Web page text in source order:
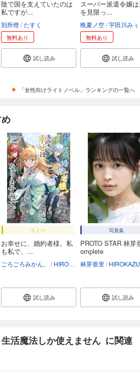
陰で国を支えていたのは
私ですが...
別所燈 たすく
無料あり
試し読み
スーパー派遣令嬢
を見限っ...
晩夏ノ空 宇田川みぅ
無料あり
試し読み
「女性向けライトノベル」ランキングの一覧へ
ラノベ
お幸せに、婚約者様。私
も私で、...
ごろごろみかん。 HIROKAZU
試し読み
写真集
PROTO STAR 林芽
omplete
林芽亜里 HIROKAZU
試し読み
活魔法しか使えません に関連